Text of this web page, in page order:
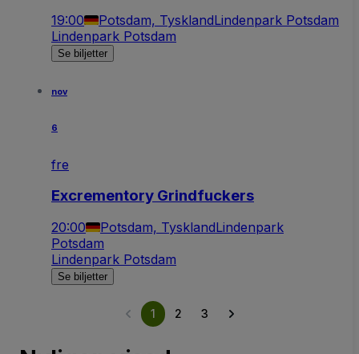
19:00 Potsdam, TysklandLindenpark Potsdam
Lindenpark Potsdam
Se biljetter
nov
6
fre
Excrementory Grindfuckers
20:00 Potsdam, TysklandLindenpark
Potsdam
Lindenpark Potsdam
Se biljetter
1 2 3